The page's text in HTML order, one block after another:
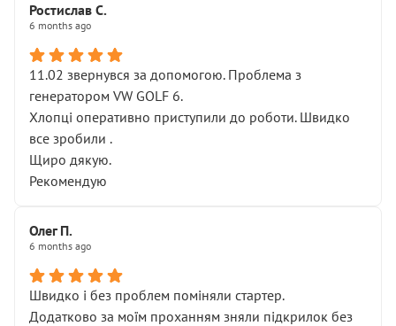
Ростислав С.
6 months ago
11.02 звернувся за допомогою. Проблема з
генератором VW GOLF 6.
Хлопці оперативно приступили до роботи. Швидко
все зробили .
Щиро дякую.
Рекомендую
Олег П.
6 months ago
Швидко і без проблем поміняли стартер.
Додатково за моїм проханням зняли підкрилок без